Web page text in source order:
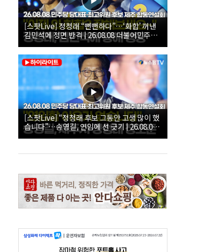
[스팟Live] 정청래 “뻔뻔하다”…‘화합’ 꺼낸
김민석에 정면 반격 | 26.08.08 더불어민주당
당대표·최고위원 후보 제주 합동연설회
[스팟Live] “정청래 후보 그동안 고생 많이 했
습니다”…송영길, 연임에 선 긋기 | 26.08.08
더불어민주당 당대표·최고위원 후보 제주 합